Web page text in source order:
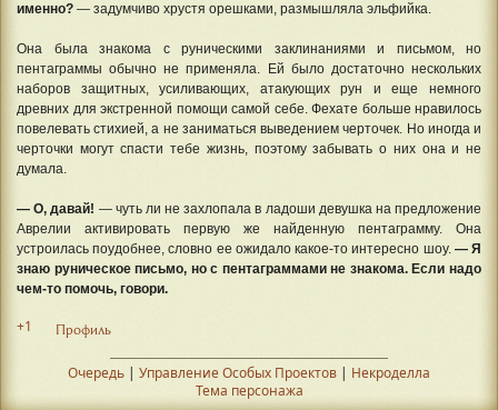
именно? — задумчиво хрустя орешками, размышляла эльфийка.
Она была знакома с руническими заклинаниями и письмом, но
пентаграммы обычно не применяла. Ей было достаточно нескольких
наборов защитных, усиливающих, атакующих рун и еще немного
древних для экстренной помощи самой себе. Фехате больше нравилось
повелевать стихией, а не заниматься выведением черточек. Но иногда и
черточки могут спасти тебе жизнь, поэтому забывать о них она и не
думала.
— О, давай! — чуть ли не захлопала в ладоши девушка на предложение
Аврелии активировать первую же найденную пентаграмму. Она
устроилась поудобнее, словно ее ожидало какое-то интересно шоу. — Я
знаю руническое письмо, но с пентаграммами не знакома. Если надо
чем-то помочь, говори.
+1 Профиль
Очередь | Управление Особых Проектов | Некроделла
Тема персонажа